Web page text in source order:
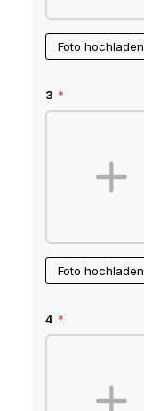
Foto hochladen
3 *
Foto hochladen
4 *